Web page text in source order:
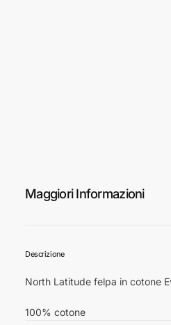
Maggiori Informazioni
Descrizione
North Latitude felpa in cotone
100% cotone